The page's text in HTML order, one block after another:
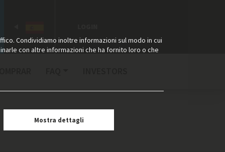
Condividiamo inoltre informazioni sul modo in cui
con altre informazioni che ha fornito loro o che
Mostra dettagli